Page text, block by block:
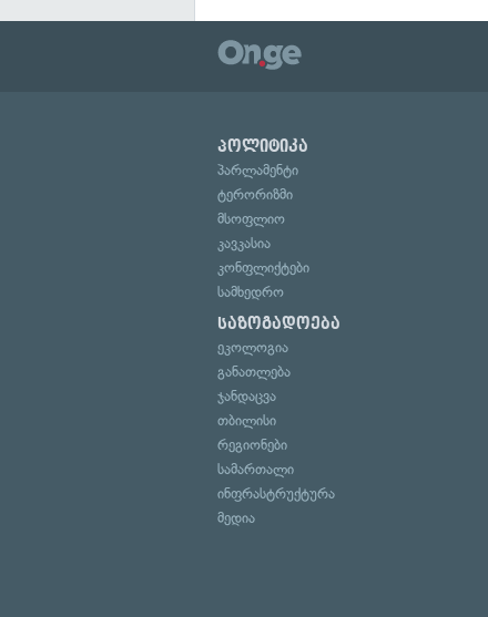
პოლიტიკა
პარლამენტი
ტერორიზმი
მსოფლიო
კავკასია
კონფლიქტები
სამხედრო
საზოგადოება
ეკოლოგია
განათლება
ჯანდაცვა
თბილისი
რეგიონები
სამართალი
ინფრასტრუქტურა
მედია